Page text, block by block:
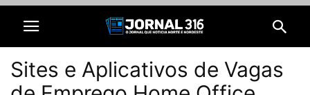
Sites e Aplicativos de Vagas